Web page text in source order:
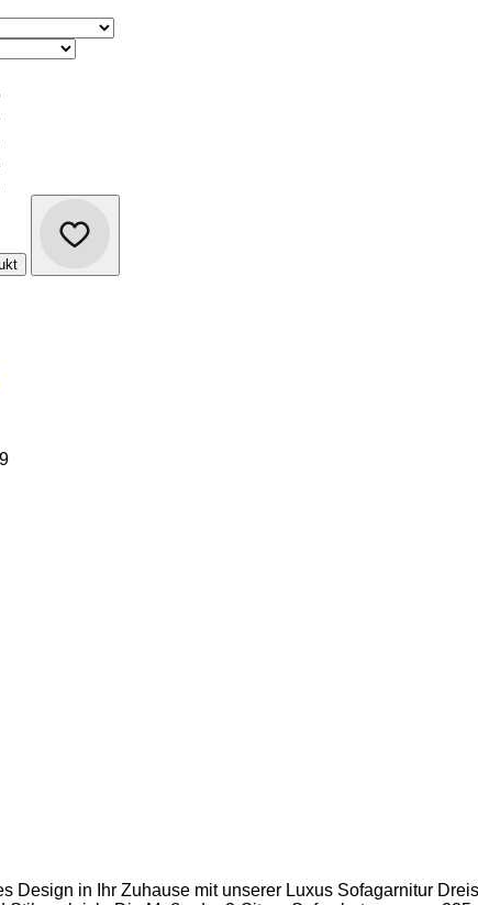
Design in Ihr Zuhause mit unserer Luxus Sofagarnitur